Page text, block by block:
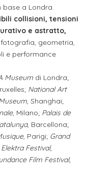
base a Londra.
collisioni, tensioni
e astratto,
geometria,
e performance
Museum di Londra;
National Art
, Shanghai;
, Milano; Palais de
, Barcellona;
, Parigi; Grand
Elektra Festival,
Film Festival,